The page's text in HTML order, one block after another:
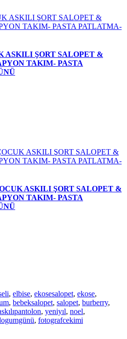
ASKILI ŞORT SALOPET &
TAKIM- PASTA
ASKILI ŞORT SALOPET &
TAKIM- PASTA
, elbise, ekosesalopet, ekose,
, bebeksalopet, salopet, burberry,
, yeniyıl, noel,
, fotografcekimi